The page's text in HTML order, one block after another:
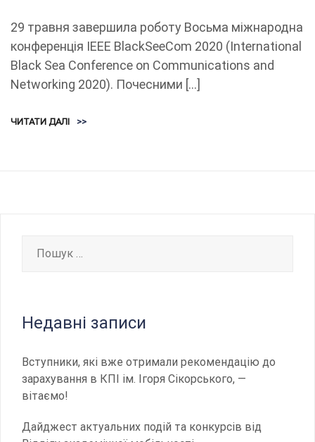
29 травня завершила роботу Восьма міжнародна
конференція IEEE BlackSeeCom 2020 (International
Black Sea Conference on Communications and
Networking 2020). Почесними […]
ЧИТАТИ ДАЛІ >>
Недавні записи
Вступники, які вже отримали рекомендацію до
зарахування в КПІ ім. Ігоря Сікорського, —
вітаємо!
Дайджест актуальних подій та конкурсів від